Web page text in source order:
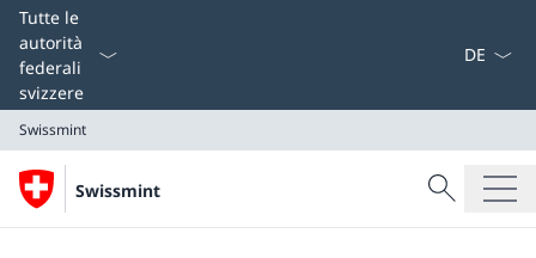
Tutte le
autorità
federali
svizzere
Swissmint
Swissmint
Cercare
Ricerca